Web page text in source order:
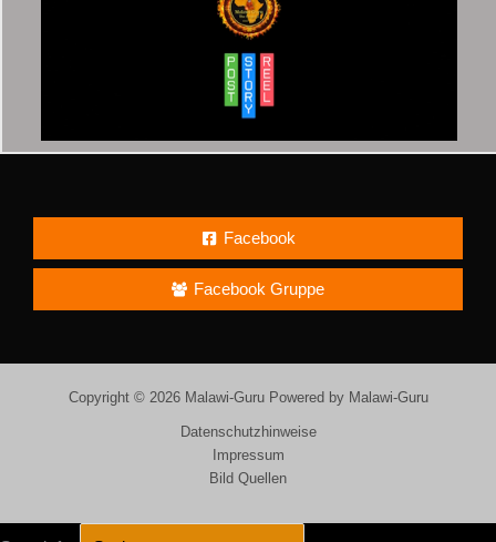
Facebook
Facebook Gruppe
Copyright © 2026 Malawi-Guru Powered by Malawi-Guru
Datenschutzhinweise
Impressum
Bild Quellen